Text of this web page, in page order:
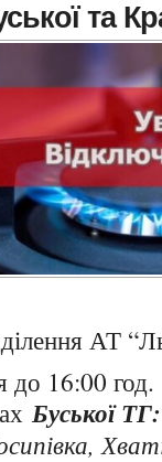
та
АТ
16:00 год.
Буської ТГ: